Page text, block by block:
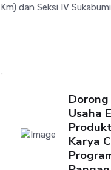
Km) dan Seksi IV
Usaha
Karya